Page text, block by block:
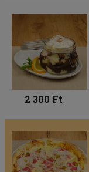
2 300 Ft